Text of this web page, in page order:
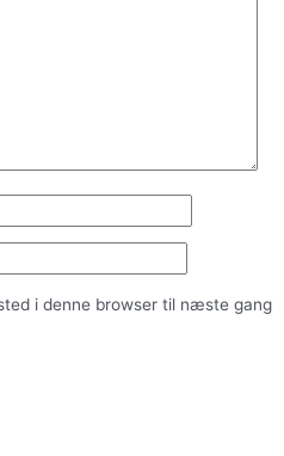
i denne browser til næste gang